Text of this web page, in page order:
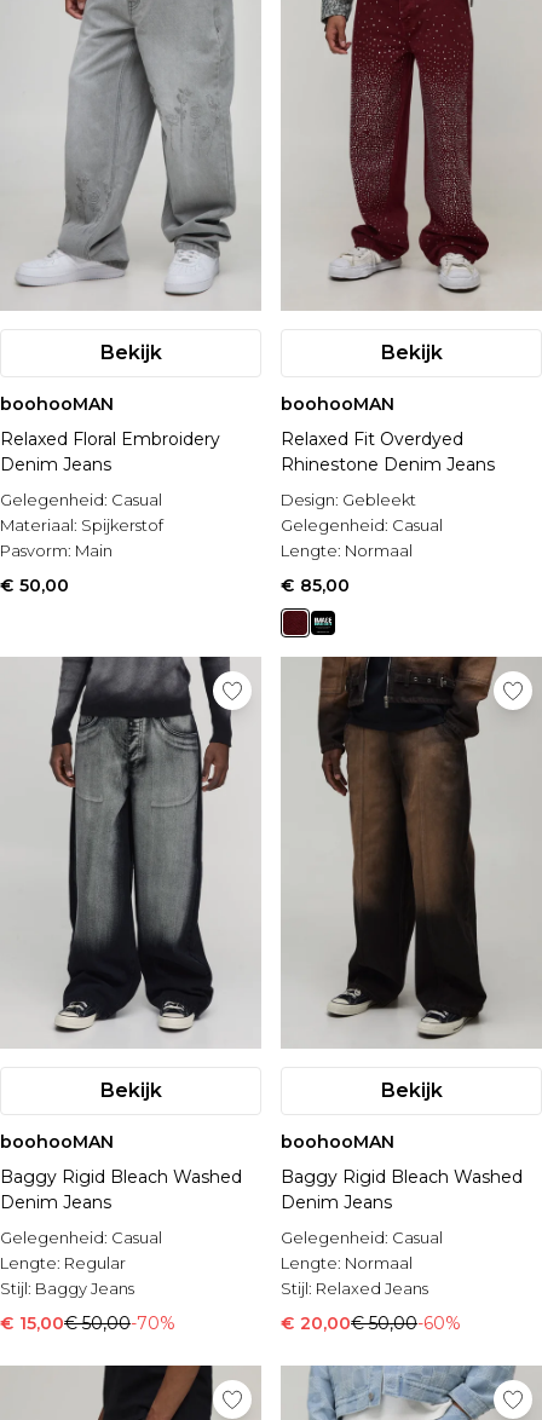
Bekijk
boohooMAN
Relaxed Floral Embroidery
Denim Jeans
Gelegenheid: Casual
Materiaal: Spijkerstof
Pasvorm: Main
€ 50,00
Bekijk
boohooMAN
Relaxed Fit Overdyed
Rhinestone Denim Jeans
Design: Gebleekt
Gelegenheid: Casual
Lengte: Normaal
€ 85,00
Bekijk
boohooMAN
Baggy Rigid Bleach Washed
Denim Jeans
Gelegenheid: Casual
Lengte: Regular
Stijl: Baggy Jeans
€ 15,00€ 50,00-70%
Bekijk
boohooMAN
Baggy Rigid Bleach Washed
Denim Jeans
Gelegenheid: Casual
Lengte: Normaal
Stijl: Relaxed Jeans
€ 20,00€ 50,00-60%